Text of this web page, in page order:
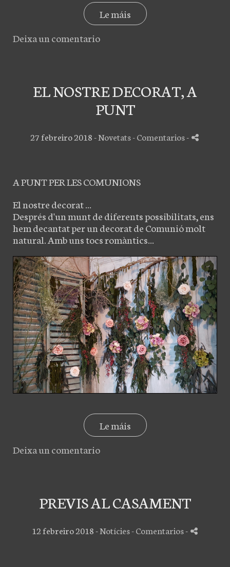
Le máis
Deixa un comentario
EL NOSTRE DECORAT, A
PUNT
27 febreiro 2018 -Novetats- Comentarios-
A PUNT PER LES COMUNIONS
El nostre decorat ...
Després d'un munt de diferents possibilitats, ens
hem decantat per un decorat de Comunió molt
natural. Amb uns tocs romàntics...
Le máis
Deixa un comentario
PREVIS AL CASAMENT
12 febreiro 2018 -Notícies- Comentarios-